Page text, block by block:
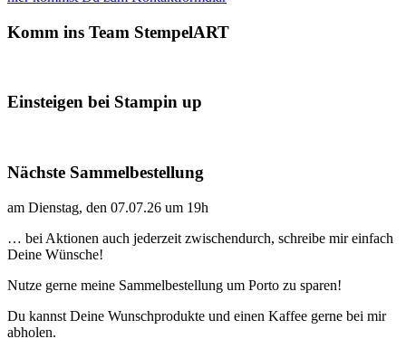
Komm ins Team StempelART
Einsteigen bei Stampin up
Nächste Sammelbestellung
am Dienstag, den 07.07.26 um 19h
… bei Aktionen auch jederzeit zwischendurch, schreibe mir einfach
Deine Wünsche!
Nutze gerne meine Sammelbestellung um Porto zu sparen!
Du kannst Deine Wunschprodukte und einen Kaffee gerne bei mir
abholen.